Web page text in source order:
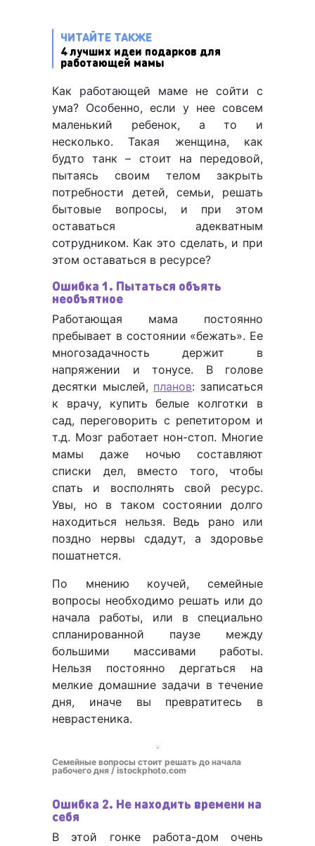
ЧИТАЙТЕ ТАКЖЕ
4 лучших идеи подарков для
работающей мамы
Как работающей маме не сойти с
ума? Особенно, если у нее совсем
маленький ребенок, а то и
несколько. Такая женщина, как
будто танк – стоит на передовой,
пытаясь своим телом закрыть
потребности детей, семьи, решать
бытовые вопросы, и при этом
оставаться адекватным
сотрудником. Как это сделать, и при
этом оставаться в ресурсе?
Ошибка 1. Пытаться объять
необъятное
Работающая мама постоянно
пребывает в состоянии «бежать». Ее
многозадачность держит в
напряжении и тонусе. В голове
десятки мыслей, планов: записаться
к врачу, купить белые колготки в
сад, переговорить с репетитором и
т.д. Мозг работает нон-стоп. Многие
мамы даже ночью составляют
списки дел, вместо того, чтобы
спать и восполнять свой ресурс.
Увы, но в таком состоянии долго
находиться нельзя. Ведь рано или
поздно нервы сдадут, а здоровье
пошатнется.
По мнению коучей, семейные
вопросы необходимо решать или до
начала работы, или в специально
спланированной паузе между
большими массивами работы.
Нельзя постоянно дергаться на
мелкие домашние задачи в течение
дня, иначе вы превратитесь в
неврастеника.
Семейные вопросы стоит решать до начала
рабочего дня / istockphoto.com
Ошибка 2. Не находить времени на
себя
В этой гонке работа-дом очень